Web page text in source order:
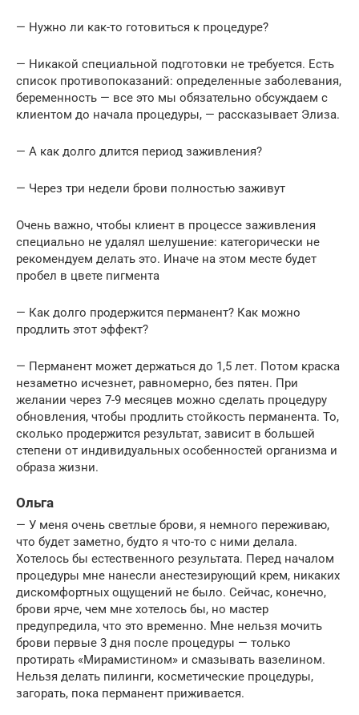
— Нужно ли как-то готовиться к процедуре?
— Никакой специальной подготовки не требуется. Есть
список противопоказаний: определенные заболевания,
беременность — все это мы обязательно обсуждаем с
клиентом до начала процедуры, — рассказывает Элиза.
— А как долго длится период заживления?
— Через три недели брови полностью заживут
Очень важно, чтобы клиент в процессе заживления
специально не удалял шелушение: категорически не
рекомендуем делать это. Иначе на этом месте будет
пробел в цвете пигмента
— Как долго продержится перманент? Как можно
продлить этот эффект?
— Перманент может держаться до 1,5 лет. Потом краска
незаметно исчезнет, равномерно, без пятен. При
желании через 7-9 месяцев можно сделать процедуру
обновления, чтобы продлить стойкость перманента. То,
сколько продержится результат, зависит в большей
степени от индивидуальных особенностей организма и
образа жизни.
Ольга
— У меня очень светлые брови, я немного переживаю,
что будет заметно, будто я что-то с ними делала.
Хотелось бы естественного результата. Перед началом
процедуры мне нанесли анестезирующий крем, никаких
дискомфортных ощущений не было. Сейчас, конечно,
брови ярче, чем мне хотелось бы, но мастер
предупредила, что это временно. Мне нельзя мочить
брови первые 3 дня после процедуры — только
протирать «Мирамистином» и смазывать вазелином.
Нельзя делать пилинги, косметические процедуры,
загорать, пока перманент приживается.